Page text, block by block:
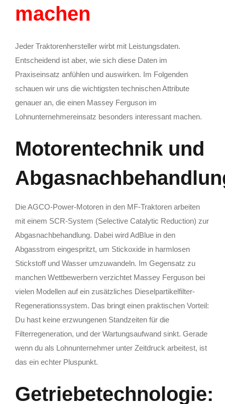
machen
Jeder Traktorenhersteller wirbt mit Leistungsdaten.
Entscheidend ist aber, wie sich diese Daten im
Praxiseinsatz anfühlen und auswirken. Im Folgenden
schauen wir uns die wichtigsten technischen Attribute
genauer an, die einen Massey Ferguson im
Lohnunternehmereinsatz besonders interessant machen.
Motorentechnik und
Die AGCO-Power-Motoren in den MF-Traktoren arbeiten
mit einem SCR-System (Selective Catalytic Reduction) zur
Abgasnachbehandlung. Dabei wird AdBlue in den
Abgasstrom eingespritzt, um Stickoxide in harmlosen
Stickstoff und Wasser umzuwandeln. Im Gegensatz zu
manchen Wettbewerbern verzichtet Massey Ferguson bei
vielen Modellen auf ein zusätzliches Dieselpartikelfilter-
Regenerationssystem. Das bringt einen praktischen Vorteil:
Du hast keine erzwungenen Standzeiten für die
Filterregeneration, und der Wartungsaufwand sinkt. Gerade
wenn du als Lohnunternehmer unter Zeitdruck arbeitest, ist
das ein echter Pluspunkt.
Getriebetechnologie: